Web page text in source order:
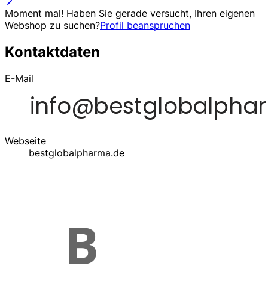
Moment mal! Haben Sie gerade versucht, Ihren eigenen
Webshop zu suchen?Profil beanspruchen
Kontaktdaten
E-Mail
Webseite
bestglobalpharma.de